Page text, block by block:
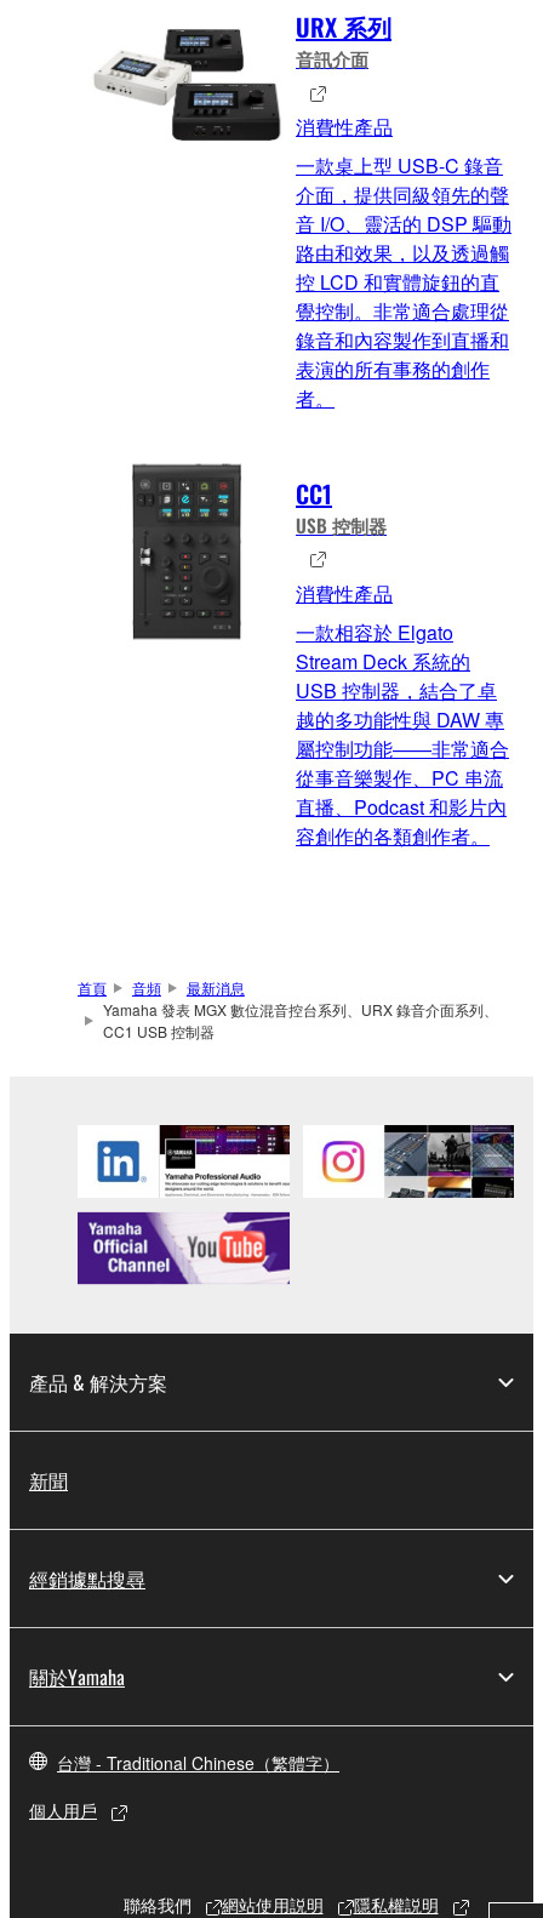
URX 系列
音訊介面
消費性產品
一款桌上型 USB-C 錄音
介面，提供同級領先的聲
音 I/O、靈活的 DSP 驅動
路由和效果，以及透過觸
控 LCD 和實體旋鈕的直
覺控制。非常適合處理從
錄音和內容製作到直播和
表演的所有事務的創作
者。
CC1
USB 控制器
消費性產品
一款相容於 Elgato
Stream Deck 系統的
USB 控制器，結合了卓
越的多功能性與 DAW 專
屬控制功能——非常適合
從事音樂製作、PC 串流
直播、Podcast 和影片內
容創作的各類創作者。
首頁 音頻
最新消息
Yamaha 發表 MGX 數位混音控台系列、URX 錄音介面系列、
CC1 USB 控制器
產品 & 解決方案
新聞
經銷據點搜尋
關於Yamaha
台灣 - Traditional Chinese（繁體字）
個人用戶
聯絡我們 網站使用説明 隱私權説明